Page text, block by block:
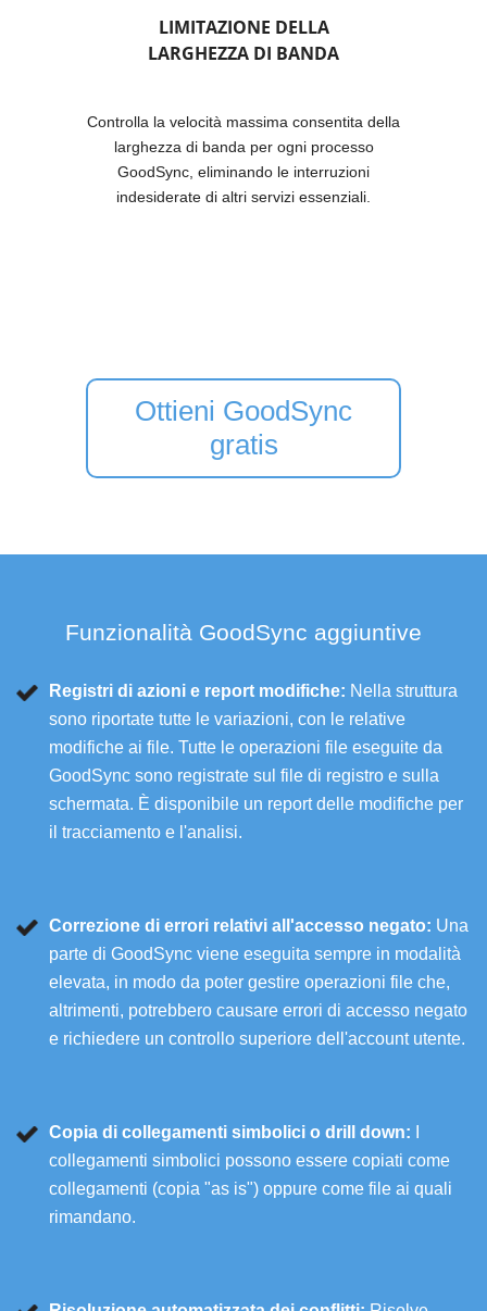
LIMITAZIONE DELLA
LARGHEZZA DI BANDA
Controlla la velocità massima consentita della
larghezza di banda per ogni processo
GoodSync, eliminando le interruzioni
indesiderate di altri servizi essenziali.
Ottieni GoodSync
gratis
Funzionalità GoodSync aggiuntive
Registri di azioni e report modifiche: Nella struttura
sono riportate tutte le variazioni, con le relative
modifiche ai file. Tutte le operazioni file eseguite da
GoodSync sono registrate sul file di registro e sulla
schermata. È disponibile un report delle modifiche per
il tracciamento e l'analisi.
Correzione di errori relativi all'accesso negato: Una
parte di GoodSync viene eseguita sempre in modalità
elevata, in modo da poter gestire operazioni file che,
altrimenti, potrebbero causare errori di accesso negato
e richiedere un controllo superiore dell'account utente.
Copia di collegamenti simbolici o drill down:
collegamenti simbolici possono essere copiati come
collegamenti (copia "as is") oppure come file ai quali
rimandano.